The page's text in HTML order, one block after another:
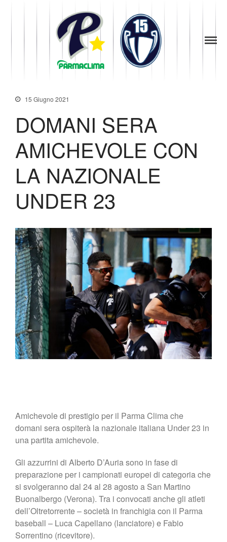
News
Codice di Condotta
Maglie Ritirate
Squadra
Partners
Shop
15 Giugno 2021
DOMANI SERA
AMICHEVOLE CON
LA NAZIONALE
UNDER 23
Amichevole di prestigio per il Parma Clima che
domani sera ospiterà la nazionale italiana Under 23 in
una partita amichevole.
Gli azzurrini di Alberto D’Auria sono in fase di
preparazione per i campionati europei di categoria che
si svolgeranno dal 24 al 28 agosto a San Martino
Buonalbergo (Verona). Tra i convocati anche gli atleti
dell’Oltretorrente – società in franchigia con il Parma
baseball – Luca Capellano (lanciatore) e Fabio
Sorrentino (ricevitore).